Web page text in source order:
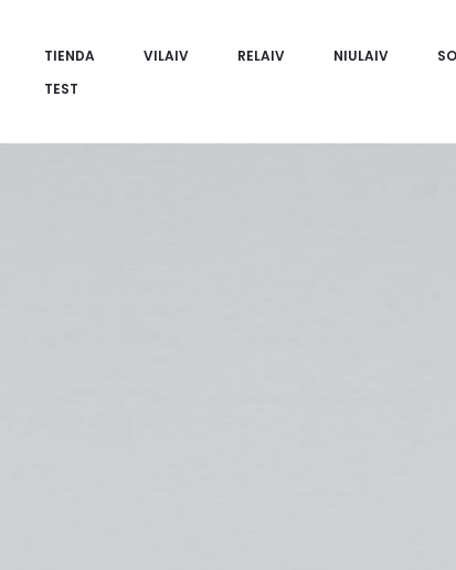
TIENDA VILAIV RELAIV NIULAIV
TEST